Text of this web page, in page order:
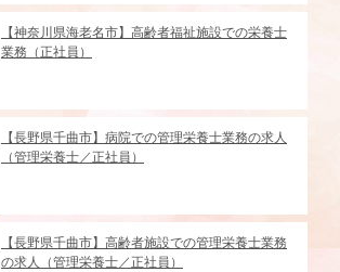
【神奈川県海老名市】高齢者福祉施設での栄養士
業務（正社員）
【長野県千曲市】病院での管理栄養士業務の求人
（管理栄養士／正社員）
【長野県千曲市】高齢者施設での管理栄養士業務
の求人（管理栄養士／正社員）